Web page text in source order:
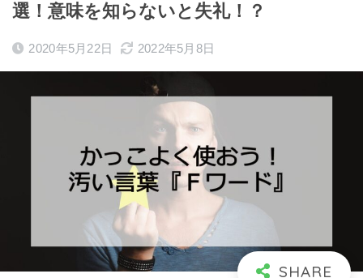
選！意味を知らないと失礼！？
2020年5月22日 2022年5月8日